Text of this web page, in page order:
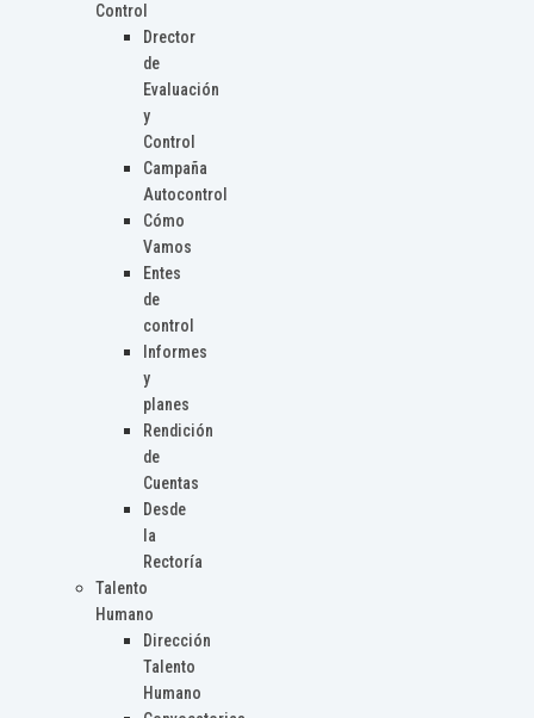
Control
Drector
de
Evaluación
y
Control
Campaña
Autocontrol
Cómo
Vamos
Entes
de
control
Informes
y
planes
Rendición
de
Cuentas
Desde
la
Rectoría
Talento
Humano
Dirección
Talento
Humano